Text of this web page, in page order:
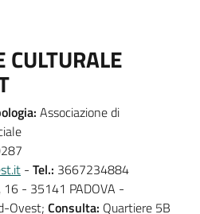
CULTURALE
Associazione di
- Tel.: 3667234884
16 - 35141 PADOVA -
Ovest; Consulta: Quartiere 5B